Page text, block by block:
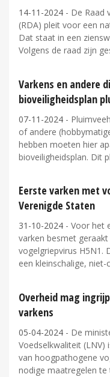
14-11-2024 - De Raad
(RDA) pleit voor een
Dat staat in een
Volgens de raad zijn
Varkens en andere
bioveiligheidsplan
07-11-2024 -
of andere
hebben moeten hier
bioveiligheidsplan. Dit
Eerste varken met
Verenigde Staten
31-10-2024 - Voor het
varken besmet
vogelgriepvirus H5N1.
een kleinschalige,
Overheid mag
varkens
05-04-2024 - De
Voedselkwaliteit
van hoogpathogene
nodige maatregelen te